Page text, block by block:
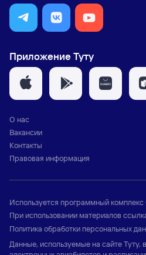
Приложение Туту
О нас
Вакансии
Контакты
Правовая информация
Используется программный комплекс
При использовании материалов
Политика обработки персональных
Данные, используемые на сайте Туту,